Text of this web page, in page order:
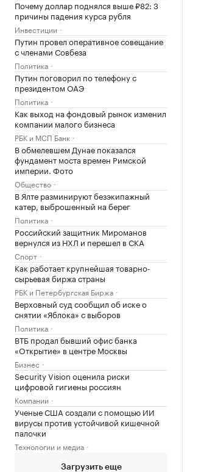
Почему доллар поднялся выше ₽82: 3
причины падения курса рубля
Инвестиции
Путин провел оперативное совещание
с членами Совбеза
Политика
Путин поговорил по телефону с
президентом ОАЭ
Политика
Как выход на фондовый рынок изменил
компании малого бизнеса
РБК и МСП Банк
В обмелевшем Дунае показался
фундамент моста времен Римской
империи. Фото
Общество
В Ялте разминируют безэкипажный
катер, выброшенный на берег
Политика
Российский защитник Мироманов
вернулся из НХЛ и перешел в СКА
Спорт
Как работает крупнейшая товарно-
сырьевая биржа страны
РБК и Петербургская Биржа
Верховный суд сообщил об иске о
снятии «Яблока» с выборов
Политика
ВТБ продал бывший офис банка
«Открытие» в центре Москвы
Бизнес
Security Vision оценила риски
цифровой гигиены россиян
Компании
Ученые США создали с помощью ИИ
вирусы против устойчивой кишечной
палочки
Технологии и медиа
Загрузить еще